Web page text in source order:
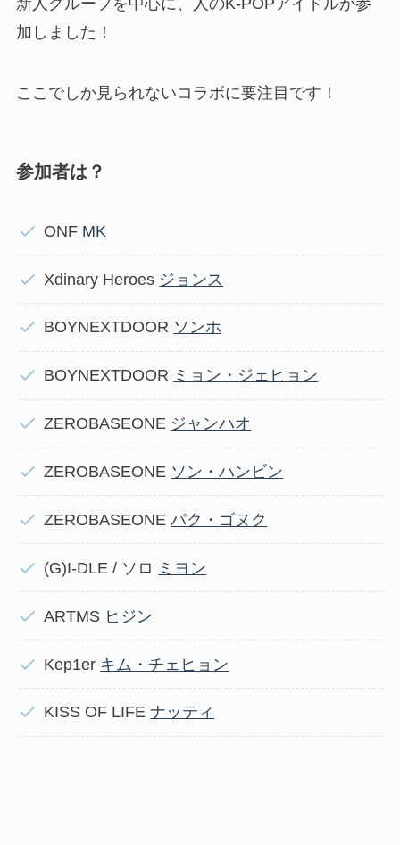
新人グループを中心に、人のK-POPアイドルが参
加しました！
ここでしか見られないコラボに要注目です！
参加者は？
ONF MK
Xdinary Heroes ジョンス
BOYNEXTDOOR ソンホ
BOYNEXTDOOR ミョン・ジェヒョン
ZEROBASEONE ジャンハオ
ZEROBASEONE ソン・ハンビン
ZEROBASEONEパク・ゴヌク
(G)I-DLE / ソロ ミヨン
ARTMS ヒジン
Kep1er キム・チェヒョン
KISS OF LIFEナッティ